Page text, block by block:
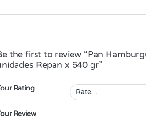
the first to review “Pan
Repan x 640 gr”
Rating
Review